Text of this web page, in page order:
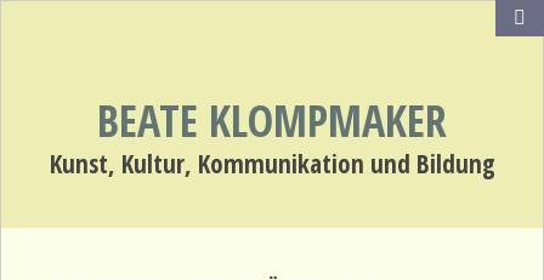
BEATE KLOMPMAKER
Kunst, Kultur, Kommunikation und Bildung